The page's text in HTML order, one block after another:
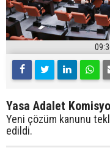
Yasa Adalet
Yeni çözüm kanunu
edildi.